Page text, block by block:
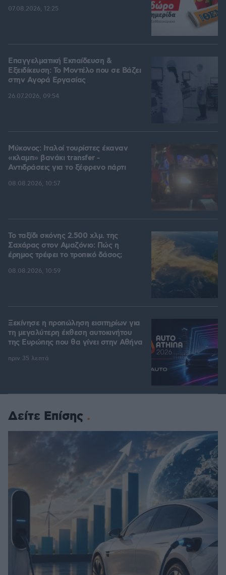
07.08.2026, 12:25
Επαγγελματική Εκπαίδευση &
Εξειδίκευση: Το Mοντέλο που σε Bάζει
στην Aγορά Eργασίας
26.07.2026, 09:54
Μύκονος: Ιταλοί τουρίστες έκαναν
«κλαμπ» βανάκι transfer -
Αντιδράσεις για το ξέφρενο πάρτι
08.08.2026, 10:57
Το ταξίδι σκόνης 2.500 χλμ. της
Σαχάρας στον Αμαζόνιο: Πώς η
έρημος τρέφει το τροπικό δάσος;
08.08.2026, 10:59
Ξεκίνησε η προπώληση εισιτηρίων για
τη μεγαλύτερη έκθεση αυτοκινήτου
της Ευρώπης που θα γίνει στην Αθήνα
πριν 35 λεπτά
Δείτε Επίσης